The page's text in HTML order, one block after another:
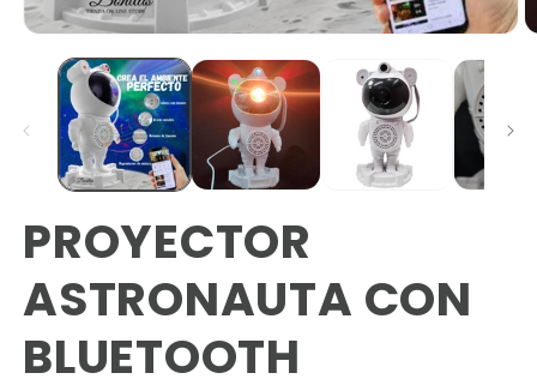
PROYECTOR
ASTRONAUTA CON
BLUETOOTH